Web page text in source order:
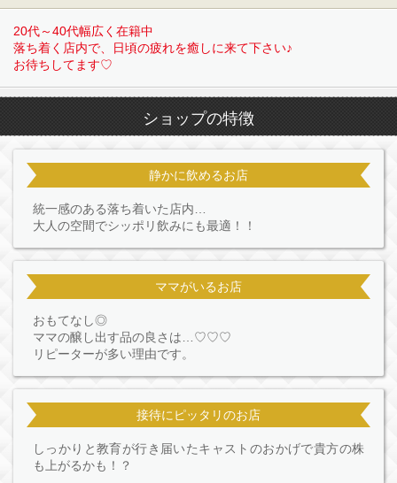
20代～40代幅広く在籍中
落ち着く店内で、日頃の疲れを癒しに来て下さい♪
お待ちしてます♡
ショップの特徴
静かに飲めるお店
統一感のある落ち着いた店内…
大人の空間でシッポリ飲みにも最適！！
ママがいるお店
おもてなし◎
ママの醸し出す品の良さは…♡♡♡
リピーターが多い理由です。
接待にピッタリのお店
しっかりと教育が行き届いたキャストのおかげで貴方の株
も上がるかも！？